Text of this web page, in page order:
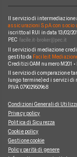
Reclami
Mappa del sito
Facile.it Corporate
Facile.it Club
Lavora in Facile.it
Cupra
Scoprile tutte
BMW Serie 3 SW
AUDI A3 Sportback
MINI Cooper
Scoprile tutte le offerte
UnipolRental
Tutte le compagnie
Il servizio di
assicurazioni S.p.A. con socio
iscritto al RUI in data 13/02/
PEC
Il servizio di mediazione
gestito da Facile.it
Creditizi OAM numero M201 •
Il servizio di comparazione
lungo termine) ed i servizi di
P.IVA 07902950968
Condizioni Generali di
Privacy policy
Politica di Sicurezza
Cookie policy
Gestione cookie
Policy parità di genere